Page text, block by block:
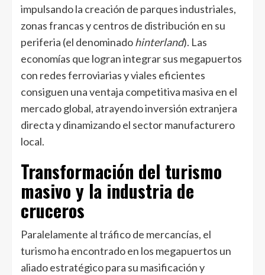
impulsando la creación de parques industriales,
zonas francas y centros de distribución en su
periferia (el denominadohinterland). Las
economías que logran integrar sus megapuertos
con redes ferroviarias y viales eficientes
consiguen una ventaja competitiva masiva en el
mercado global, atrayendo inversión extranjera
directa y dinamizando el sector manufacturero
local.
Transformación del turismo
masivo y la industria de
cruceros
Paralelamente al tráfico de mercancías, el
turismo ha encontrado en los megapuertos un
aliado estratégico para su masificación y